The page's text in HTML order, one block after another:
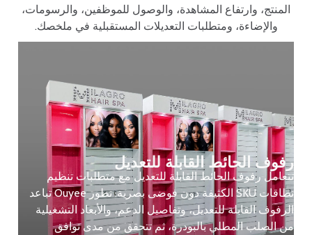
المنتج، وارتفاع المشاهدة، والوصول للموظفين، والرسومات،
والإضاءة، ومتطلبات التعديلات المستقبلية في ملخصك.
رفوف الحائط القابلة للتعديل
تتعامل رفوف الحائط القابلة للتعديل مع متطلبات تنظيم
نطاقات SKU الكثيفة دون فوضى بصرية. تطور Ouyee تباعد
الرفوف القابلة للتعديل، وتفاصيل الدعم، والأبعاد التشغيلية
من الصلب المطلي بالبودرة، ثم تتحقق من مدى توافق